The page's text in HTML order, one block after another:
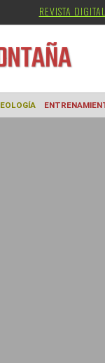
REVISTA DIGITAL
ARQUEOLOGÍA